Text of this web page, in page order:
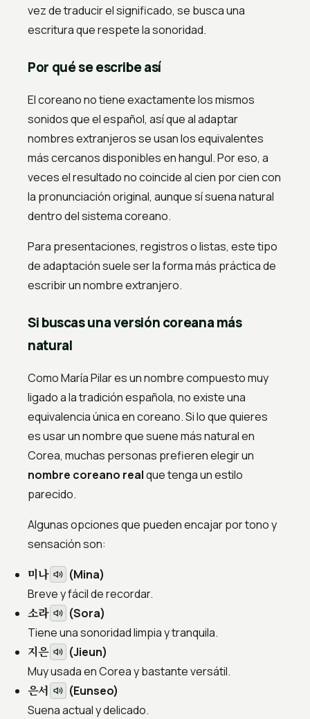
vez de traducir el significado, se busca una
escritura que respete la sonoridad.
Por qué se escribe así
El coreano no tiene exactamente los mismos
sonidos que el español, así que al adaptar
nombres extranjeros se usan los equivalentes
más cercanos disponibles en hangul. Por eso, a
veces el resultado no coincide al cien por cien con
la pronunciación original, aunque sí suena natural
dentro del sistema coreano.
Para presentaciones, registros o listas, este tipo
de adaptación suele ser la forma más práctica de
escribir un nombre extranjero.
Si buscas una versión coreana más
natural
Como María Pilar es un nombre compuesto muy
ligado a la tradición española, no existe una
equivalencia única en coreano. Si lo que quieres
es usar un nombre que suene más natural en
Corea, muchas personas prefieren elegir un
nombre coreano realque tenga un estilo
parecido.
Algunas opciones que pueden encajar por tono y
sensación son:
미나
(Mina)
Breve y fácil de recordar.
소라
(Sora)
Tiene una sonoridad limpia y tranquila.
지은
(Jieun)
Muy usada en Corea y bastante versátil.
은서
(Eunseo)
Suena actual y delicado.